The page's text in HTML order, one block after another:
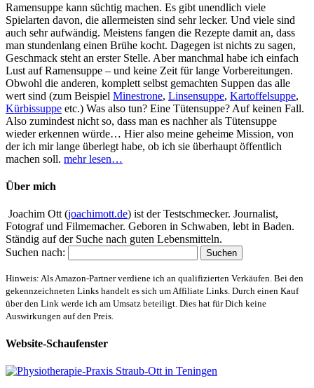
Ramensuppe kann süchtig machen. Es gibt unendlich viele
Spielarten davon, die allermeisten sind sehr lecker. Und viele sind
auch sehr aufwändig. Meistens fangen die Rezepte damit an, dass
man stundenlang einen Brühe kocht. Dagegen ist nichts zu sagen,
Geschmack steht an erster Stelle. Aber manchmal habe ich einfach
Lust auf Ramensuppe – und keine Zeit für lange Vorbereitungen.
Obwohl die anderen, komplett selbst gemachten Suppen das alle
wert sind (zum Beispiel Minestrone, Linsensuppe, Kartoffelsuppe,
Kürbissuppe etc.) Was also tun? Eine Tütensuppe? Auf keinen Fall.
Also zumindest nicht so, dass man es nachher als Tütensuppe
wieder erkennen würde… Hier also meine geheime Mission, von
der ich mir lange überlegt habe, ob ich sie überhaupt öffentlich
machen soll. mehr lesen…
Über mich
Joachim Ott (joachimott.de) ist der Testschmecker. Journalist,
Fotograf und Filmemacher. Geboren in Schwaben, lebt in Baden.
Ständig auf der Suche nach guten Lebensmitteln.
Suchen nach:
Hinweis: Als Amazon-Partner verdiene ich an qualifizierten Verkäufen. Bei den
gekennzeichneten Links handelt es sich um Affiliate Links. Durch einen Kauf
über den Link werde ich am Umsatz beteiligt. Dies hat für Dich keine
Auswirkungen auf den Preis.
Website-Schaufenster